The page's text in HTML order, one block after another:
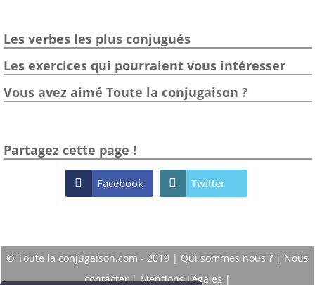
Les verbes les plus conjugués
Les exercices qui pourraient vous intéresser
Vous avez aimé Toute la conjugaison ?
Partagez cette page !
 Facebook  Twitter
© Toute la conjugaison.com - 2019 | Qui sommes nous ? | Nous
contacter|Mentions Légales |